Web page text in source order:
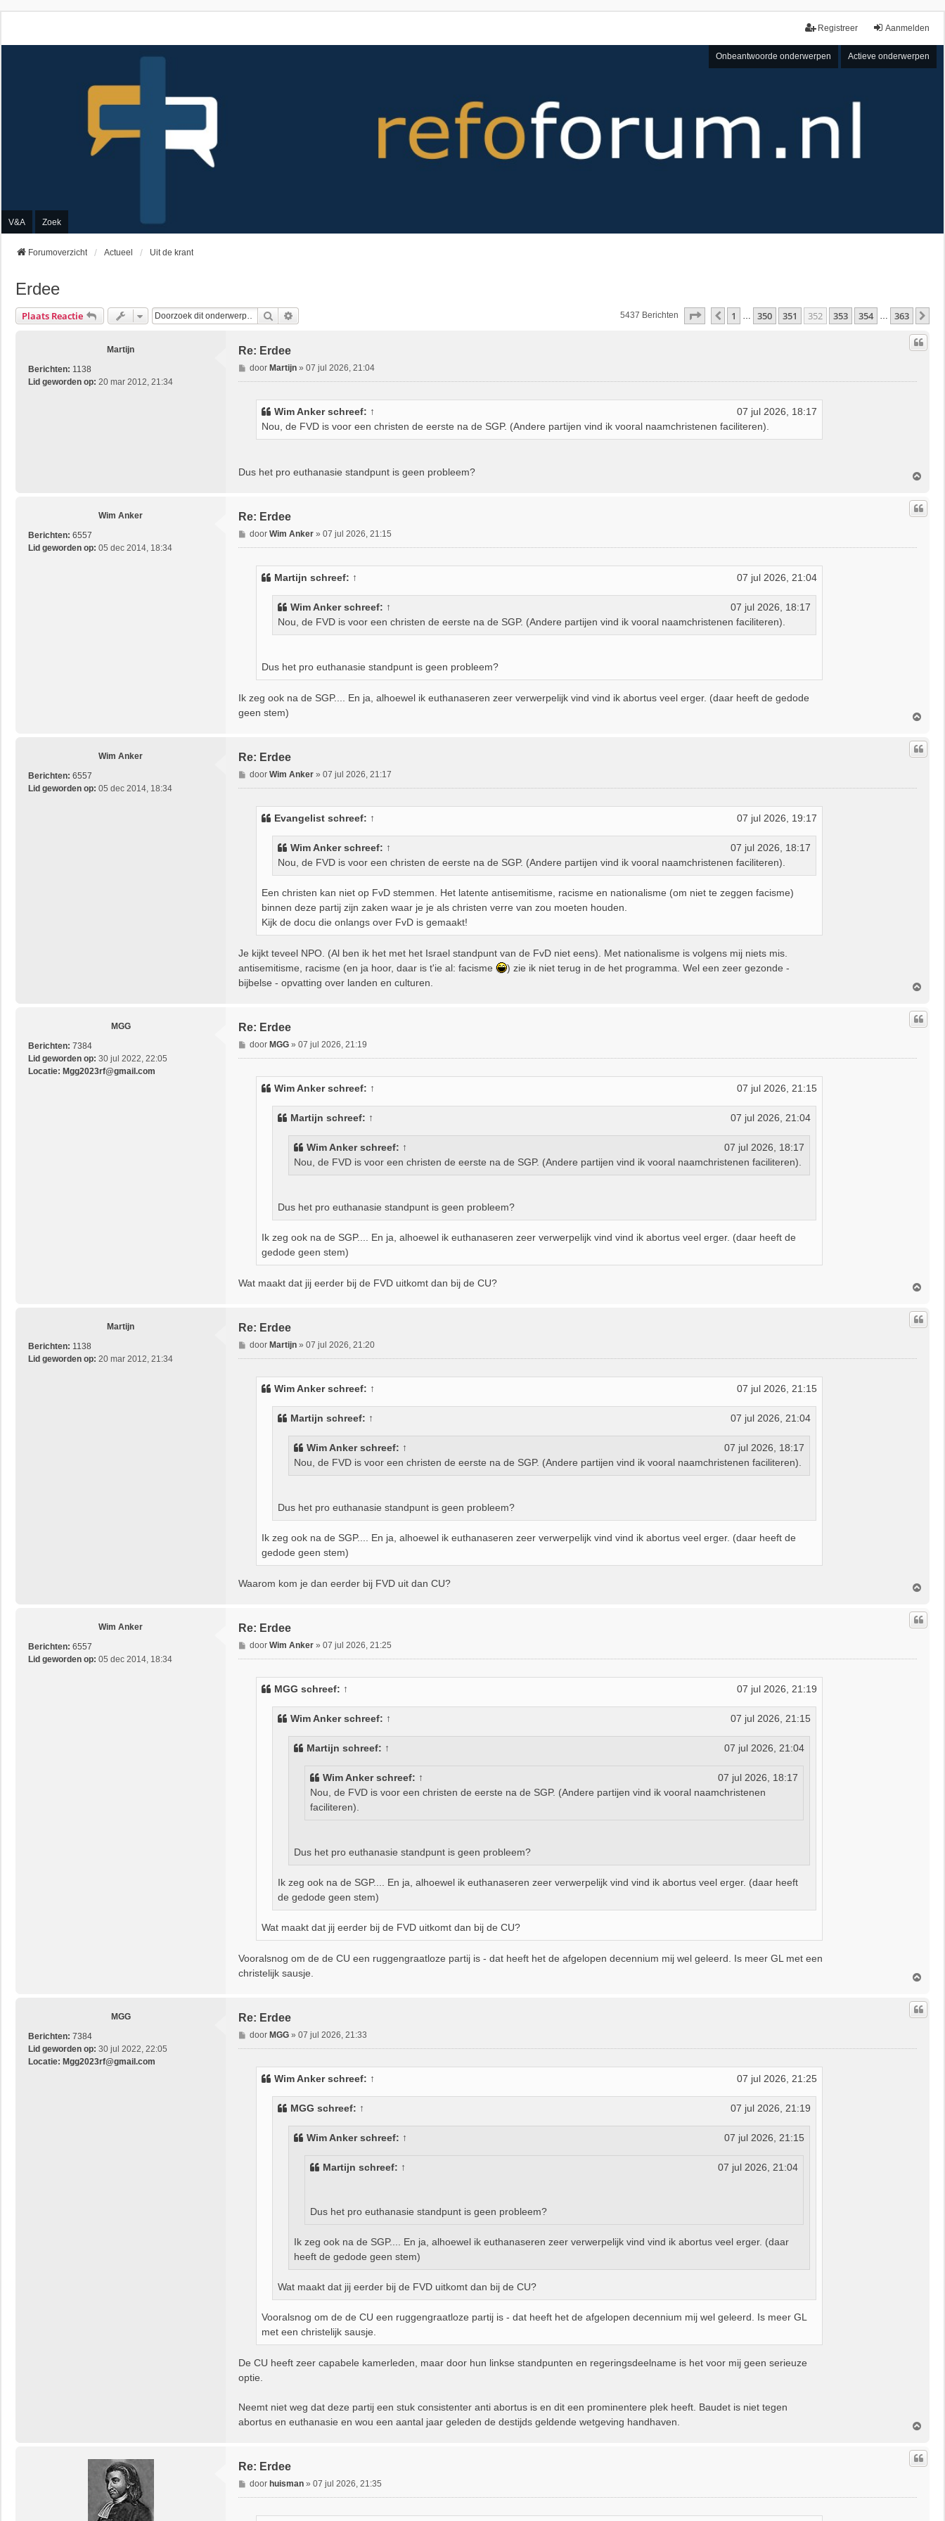
Aanmelden
Registreer
Onbeantwoorde onderwerpen Actieve onderwerpen
V&A Zoek
Forumoverzicht Actueel Uit de krant
Erdee
Plaats Reactie Zoek 5437 Berichten Pagina352Van363
Vorige
1 … 350 351 352 353 354 … 363
Martijn
Berichten: 1138
Lid geworden op: 20 mar 2012, 21:34
Re: Erdee
B
e
door Martijn» 07 jul 2026, 21:04
Wim Ankerschreef: ↑
07 jul 2026, 18:17
Nou, de FVD is voor een christen de eerste na de SGP. (Andere partijen vind ik vooral naamchristenen faciliteren).
Dus het pro euthanasie standpunt is geen probleem?
h
o
Wim Anker
Berichten: 6557
Lid geworden op: 05 dec 2014, 18:34
Re: Erdee
B
e
door Wim Anker» 07 jul 2026, 21:15
Martijn schreef: ↑ 07 jul 2026, 21:04
Wim Ankerschreef: ↑
07 jul 2026, 18:17
Nou, de FVD is voor een christen de eerste na de SGP. (Andere partijen vind ik vooral naamchristenen faciliteren).
Dus het pro euthanasie standpunt is geen probleem?
Ik zeg ook na de SGP.... En ja, alhoewel ik euthanaseren zeer verwerpelijk vind vind ik abortus veel erger. (daar heeft de gedode
geen stem)
h
o
Wim Anker
Berichten: 6557
Lid geworden op: 05 dec 2014, 18:34
Re: Erdee
B
e
door Wim Anker» 07 jul 2026, 21:17
Evangelist schreef: ↑ 07 jul 2026, 19:17
Wim Ankerschreef: ↑
07 jul 2026, 18:17
Nou, de FVD is voor een christen de eerste na de SGP. (Andere partijen vind ik vooral naamchristenen faciliteren).
Een christen kan niet op FvD stemmen. Het latente antisemitisme, racisme en nationalisme (om niet te zeggen facisme)
binnen deze partij zijn zaken waar je je als christen verre van zou moeten houden.
Kijk de docu die onlangs over FvD is gemaakt!
Je kijkt teveel NPO. (Al ben ik het met het Israel standpunt van de FvD niet eens). Met nationalisme is volgens mij niets mis.
antisemitisme, racisme (en ja hoor, daar is t'ie al: facisme
) zie ik niet terug in de het programma. Wel een zeer gezonde -
bijbelse - opvatting over landen en culturen.
h
o
MGG
Berichten: 7384
Lid geworden op: 30 jul 2022, 22:05
Locatie: Mgg2023rf@gmail.com
Re: Erdee
B
e
door MGG» 07 jul 2026, 21:19
Wim Ankerschreef: ↑ 07 jul 2026, 21:15
Martijn schreef: ↑ 07 jul 2026, 21:04
Wim Ankerschreef: ↑
07 jul 2026, 18:17
Nou, de FVD is voor een christen de eerste na de SGP. (Andere partijen vind ik vooral naamchristenen faciliteren).
Dus het pro euthanasie standpunt is geen probleem?
Ik zeg ook na de SGP.... En ja, alhoewel ik euthanaseren zeer verwerpelijk vind vind ik abortus veel erger. (daar heeft de
gedode geen stem)
Wat maakt dat jij eerder bij de FVD uitkomt dan bij de CU?
h
o
Martijn
Berichten: 1138
Lid geworden op: 20 mar 2012, 21:34
Re: Erdee
B
e
door Martijn» 07 jul 2026, 21:20
Wim Ankerschreef: ↑ 07 jul 2026, 21:15
Martijn schreef: ↑ 07 jul 2026, 21:04
Wim Ankerschreef: ↑
07 jul 2026, 18:17
Nou, de FVD is voor een christen de eerste na de SGP. (Andere partijen vind ik vooral naamchristenen faciliteren).
Dus het pro euthanasie standpunt is geen probleem?
Ik zeg ook na de SGP.... En ja, alhoewel ik euthanaseren zeer verwerpelijk vind vind ik abortus veel erger. (daar heeft de
gedode geen stem)
Waarom kom je dan eerder bij FVD uit dan CU?
h
o
Wim Anker
Berichten: 6557
Lid geworden op: 05 dec 2014, 18:34
Re: Erdee
B
e
door Wim Anker» 07 jul 2026, 21:25
MGG schreef: ↑ 07 jul 2026, 21:19
Wim Ankerschreef: ↑ 07 jul 2026, 21:15
Martijn schreef: ↑ 07 jul 2026, 21:04
Wim Ankerschreef: ↑
07 jul 2026, 18:17
Nou, de FVD is voor een christen de eerste na de SGP. (Andere partijen vind ik vooral naamchristenen
faciliteren).
Dus het pro euthanasie standpunt is geen probleem?
Ik zeg ook na de SGP.... En ja, alhoewel ik euthanaseren zeer verwerpelijk vind vind ik abortus veel erger. (daar heeft
de gedode geen stem)
Wat maakt dat jij eerder bij de FVD uitkomt dan bij de CU?
Vooralsnog om de de CU een ruggengraatloze partij is - dat heeft het de afgelopen decennium mij wel geleerd. Is meer GL met een
christelijk sausje.
h
o
MGG
Berichten: 7384
Lid geworden op: 30 jul 2022, 22:05
Locatie: Mgg2023rf@gmail.com
Re: Erdee
B
e
door MGG» 07 jul 2026, 21:33
Wim Ankerschreef: ↑ 07 jul 2026, 21:25
MGG schreef: ↑ 07 jul 2026, 21:19
Wim Ankerschreef: ↑ 07 jul 2026, 21:15
Martijn schreef: ↑ 07 jul 2026, 21:04
Dus het pro euthanasie standpunt is geen probleem?
Ik zeg ook na de SGP.... En ja, alhoewel ik euthanaseren zeer verwerpelijk vind vind ik abortus veel erger. (daar
heeft de gedode geen stem)
Wat maakt dat jij eerder bij de FVD uitkomt dan bij de CU?
Vooralsnog om de de CU een ruggengraatloze partij is - dat heeft het de afgelopen decennium mij wel geleerd. Is meer GL
met een christelijk sausje.
De CU heeft zeer capabele kamerleden, maar door hun linkse standpunten en regeringsdeelname is het voor mij geen serieuze
optie.
Neemt niet weg dat deze partij een stuk consistenter anti abortus is en dit een prominentere plek heeft. Baudet is niet tegen
abortus en euthanasie en wou een aantal jaar geleden de destijds geldende wetgeving handhaven.
h
o
Re: Erdee
B
e
door huisman» 07 jul 2026, 21:35